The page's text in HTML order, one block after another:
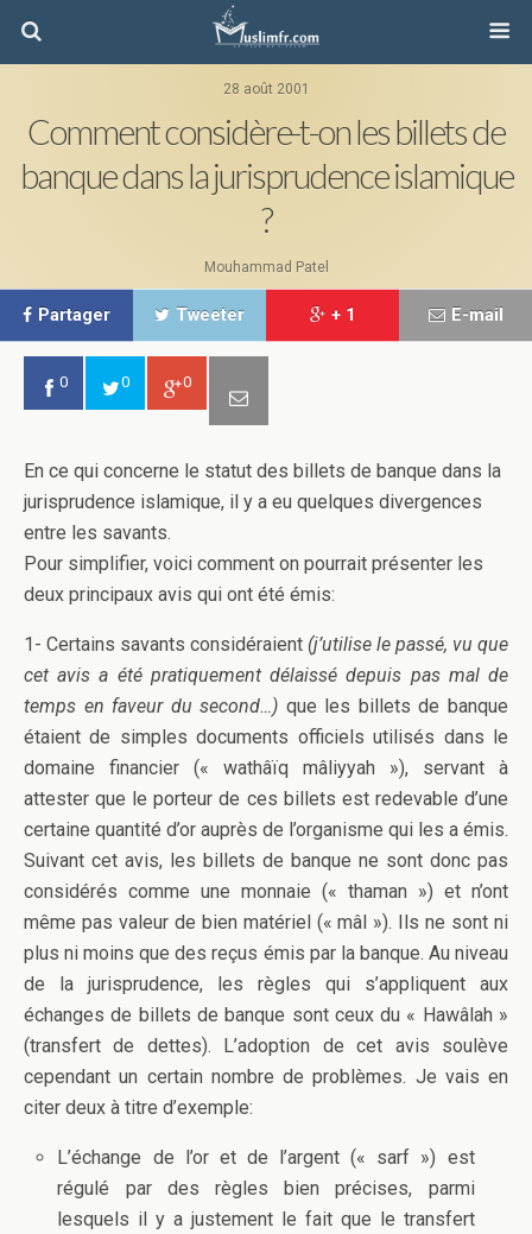
28 août 2001
Comment considère-t-on les billets de
banque dans la jurisprudence islamique
?
Mouhammad Patel
Partager Tweeter + 1 E-mail
0 0 0
En ce qui concerne le statut des billets de banque dans la
jurisprudence islamique, il y a eu quelques divergences
entre les savants.
Pour simplifier, voici comment on pourrait présenter les
deux principaux avis qui ont été émis:
1- Certains savants considéraient (j’utilise le passé, vu que
cet avis a été pratiquement délaissé depuis pas mal de
temps en faveur du second…) que les billets de banque
étaient de simples documents officiels utilisés dans le
domaine financier (« wathâïq mâliyyah »), servant à
attester que le porteur de ces billets est redevable d’une
certaine quantité d’or auprès de l’organisme qui les a émis.
Suivant cet avis, les billets de banque ne sont donc pas
considérés comme une monnaie (« thaman ») et n’ont
même pas valeur de bien matériel (« mâl »). Ils ne sont ni
plus ni moins que des reçus émis par la banque. Au niveau
de la jurisprudence, les règles qui s’appliquent aux
échanges de billets de banque sont ceux du « Hawâlah »
(transfert de dettes). L’adoption de cet avis soulève
cependant un certain nombre de problèmes. Je vais en
citer deux à titre d’exemple:
L’échange de l’or et de l’argent (« sarf ») est
régulé par des règles bien précises, parmi
lesquels il y a justement le fait que le transfert